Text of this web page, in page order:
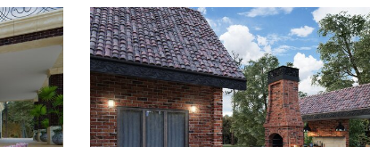
В этой статье мы расскажем о том,
что нужно учесть при выборе и
укладке уличных облицовочных
материалов (ступени и плитка).